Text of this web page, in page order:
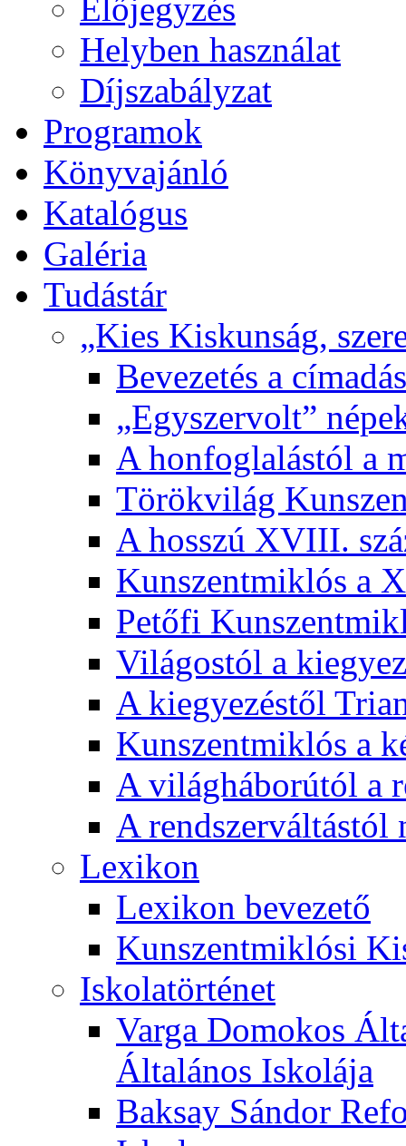
Előjegyzés
Helyben használat
Díjszabályzat
Programok
Könyvajánló
Katalógus
Galéria
Tudástár
„Kies Kiskunság,
Bevezetés a
„Egyszervolt”
A honfoglalástól a
Törökvilág
A hosszú XVIII.
Kunszentmiklós a
Petőfi
Világostól a
A kiegyezéstől
Kunszentmiklós a
A világháborútól a
A rendszerváltástól
Lexikon
Lexikon bevezető
Kunszentmiklósi
Iskolatörténet
Varga Domokos
Általános Iskolája
Baksay Sándor